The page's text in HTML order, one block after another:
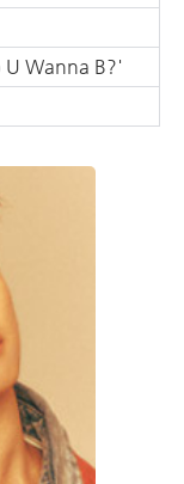
U Wanna B?'